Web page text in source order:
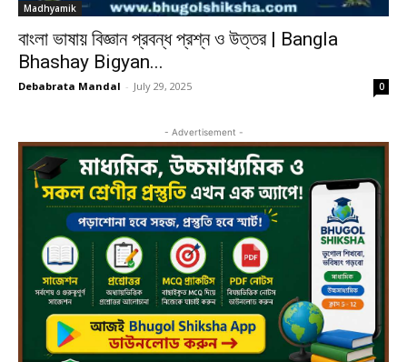
Madhyamik
বাংলা ভাষায় বিজ্ঞান প্রবন্ধ প্রশ্ন ও উত্তর | Bangla
Bhashay Bigyan...
Debabrata Mandal - July 29, 2025 0
- Advertisement -